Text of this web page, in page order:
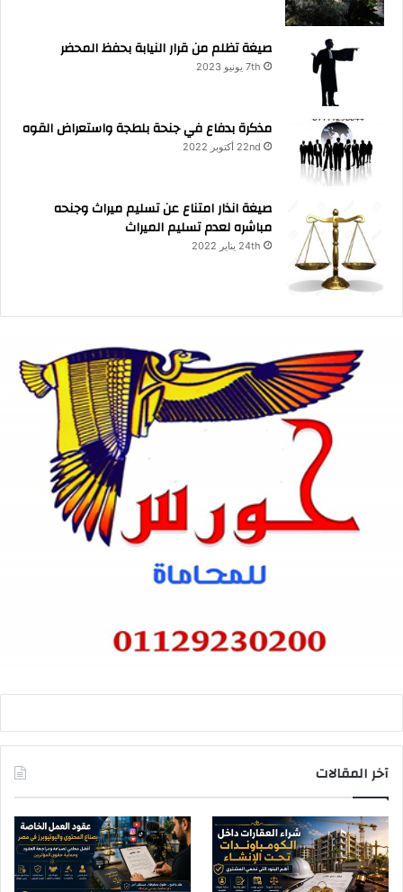
صيغة تظلم من قرار النيابة بحفظ المحضر
7th يونيو 2023
مذكرة بدفاع في جنحة بلطجة واستعراض القوه
22nd أكتوبر 2022
صيغة انذار امتناع عن تسليم ميراث وجنحه
مباشره لعدم تسليم الميراث
24th يناير 2022
آخر المقالات